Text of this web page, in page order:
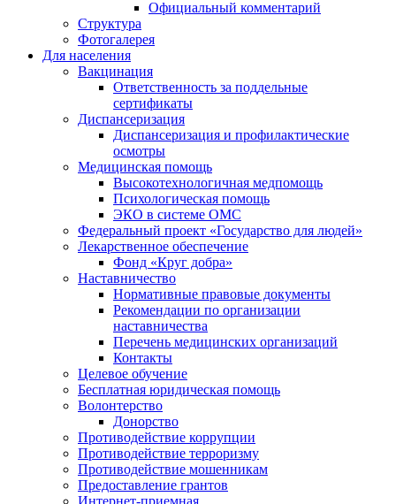
Официальный комментарий
Структура
Фотогалерея
Для населения
Вакцинация
Ответственность за поддельные
сертификаты
Диспансеризация
Диспансеризация и профилактические
осмотры
Медицинская помощь
Высокотехнологичная медпомощь
Психологическая помощь
ЭКО в системе ОМС
Федеральный проект «Государство для людей»
Лекарственное обеспечение
Фонд «Круг добра»
Наставничество
Нормативные правовые документы
Рекомендации по организации
наставничества
Перечень медицинских организаций
Контакты
Целевое обучение
Бесплатная юридическая помощь
Волонтерство
Донорство
Противодействие коррупции
Противодействие терроризму
Противодействие мошенникам
Предоставление грантов
Интернет-приемная